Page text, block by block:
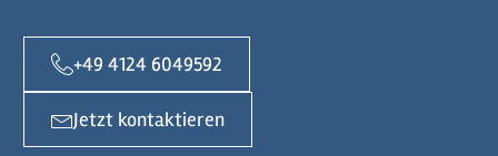
+49 4124 6049592
Jetzt kontaktieren